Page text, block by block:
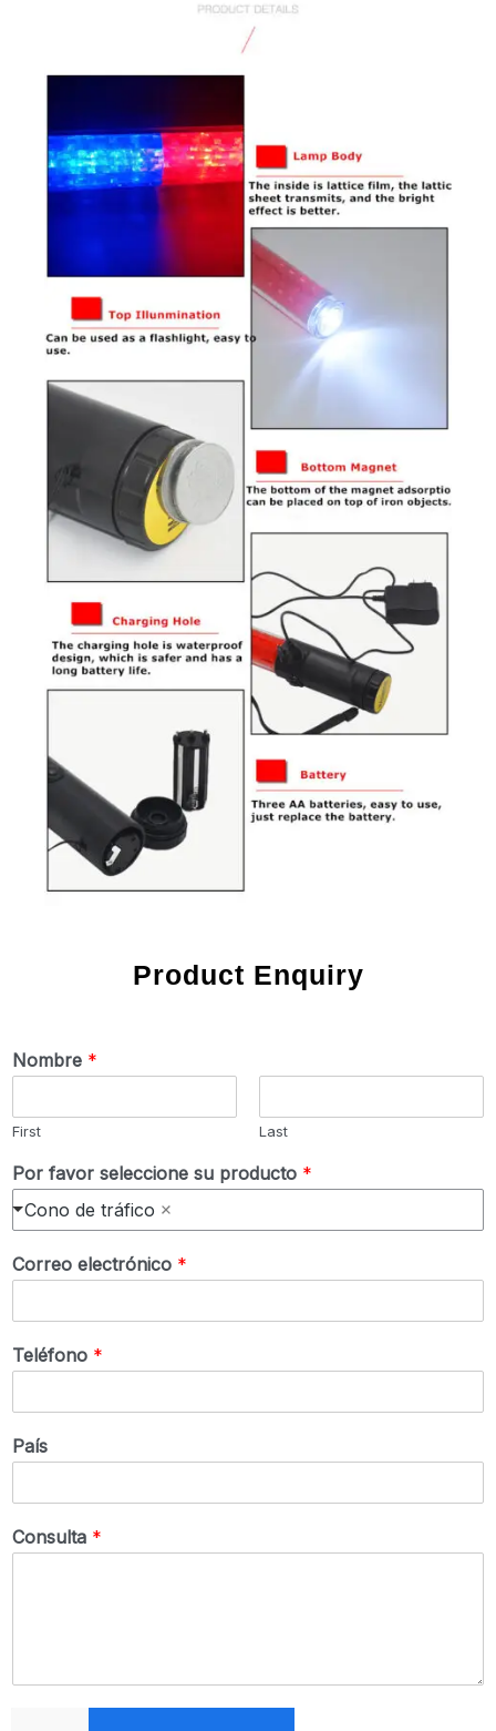
Product Enquiry
Nombre *
First Last
Por favor seleccione su producto *
Cono de tráfico
Correo electrónico *
Teléfono *
País
Consulta *